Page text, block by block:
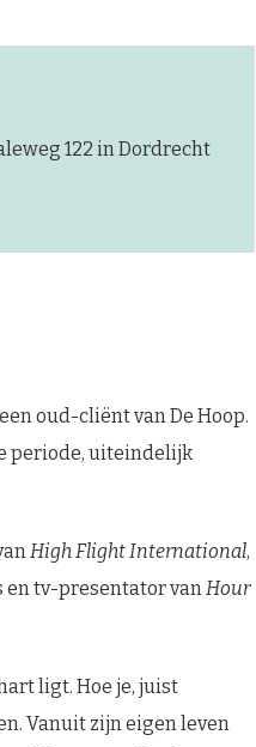
122 in Dordrecht
oud-cliënt van De Hoop.
periode, uiteindelijk
High Flight International,
en tv-presentator vanHour
ligt. Hoe je, juist
Vanuit zijn eigen leven